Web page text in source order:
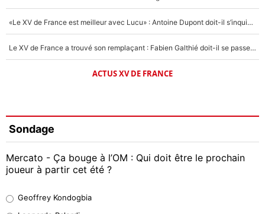
«Le XV de France est meilleur avec Lucu» : Antoine Dupont doit-il s’inquiéter pour sa place ?
Le XV de France a trouvé son remplaçant : Fabien Galthié doit-il se passer d'Antoine Dupont ?
ACTUS XV DE FRANCE
Sondage
Mercato - Ça bouge à l’OM : Qui doit être le prochain
joueur à partir cet été ?
38%
Geoffrey Kondogbia